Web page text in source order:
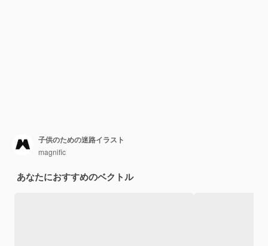
子供のための迷路イラスト
magnific
あなたにおすすめのベクトル